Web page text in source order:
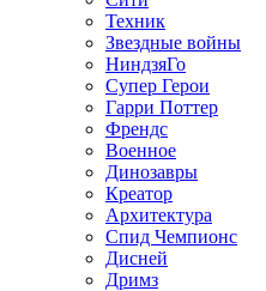
Техник
Звездные войны
НиндзяГо
Супер Герои
Гарри Поттер
Френдс
Военное
Динозавры
Креатор
Архитектура
Спид Чемпионс
Дисней
Дримз